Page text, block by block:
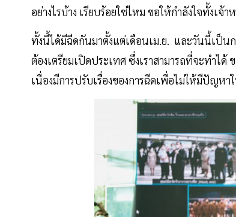
อย่างไรบ้าง เรียบร้อยใช่ไหม ขอให้กำลังใจทั้ง
ทั้งนี้ได้มีฉีดกันมาตั้งแต่เดือนเม.ย. และวันนี้เป็น
ต้องเตรียมเปิดประเทศ ซึ่งเราสามารถที่จะทำไ
เนื่องมีการปรับเรื่องของการฉีดเพื่อไม่ให้มีปัญห